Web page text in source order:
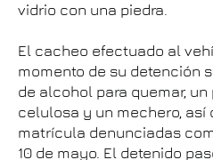
vidrio con una piedra.
El cacheo efectuado al
momento de su detención
de alcohol para quemar,
celulosa y un mechero, así
matrícula denunciadas
10 de mayo. El detenido